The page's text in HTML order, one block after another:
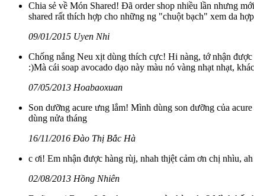
Chia sẻ về Món Shared! Đã order shop nhiều lần nhưng
shared rất thích hợp cho những ng "chuột bạch" xem da
09/01/2015 Uyen Nhi
Chống nắng Neu xịt dùng thích cực! Hi nàng, tớ nhận
:)Mà cái soap avocado dạo này màu nó vàng nhạt nhạt,
07/05/2013 Hoabaoxuan
Son dưỡng acure ưng lắm! Mình dùng son dưỡng của
dùng nửa tháng
16/11/2016 Đào Thị Bắc Hà
c ơi! Em nhận được hàng rùj, nhah thjệt cảm ơn chị nhìu,
02/08/2013 Hồng Nhiên